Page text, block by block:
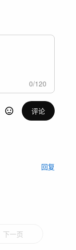
0/120
评论
回复
下一页